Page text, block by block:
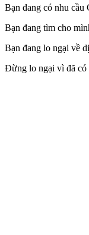
Bạn đang có nhu
Bạn đang tìm cho
Bạn đang lo ngại về
Đừng lo ngại vì đã có